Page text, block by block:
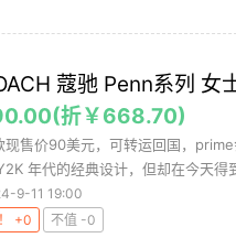
蔻驰 Penn系列 女
折￥668.70)
现售价90美元，可转运回国，
年代的经典设计，但却在今天得
9-11 19:00
+0
不值 -0